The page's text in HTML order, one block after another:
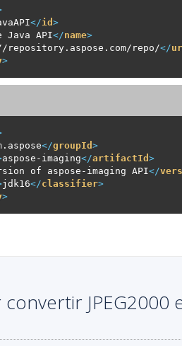
</id >
Java API</name>
repo/</
>
</groupId >
aspose-imaging</artifactId >
of aspose-imaging API</
jdk16</classifier>
>
JPEG2000